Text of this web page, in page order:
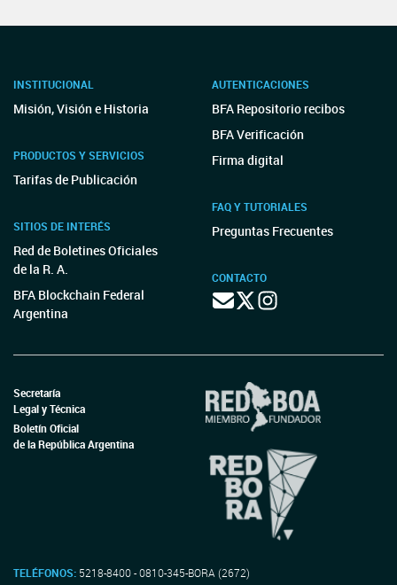
INSTITUCIONAL
Misión, Visión e Historia
PRODUCTOS Y SERVICIOS
Tarifas de Publicación
SITIOS DE INTERÉS
Red de Boletines Oficiales
de la R. A.
BFA Blockchain Federal
Argentina
AUTENTICACIONES
BFA Repositorio recibos
BFA Verificación
Firma digital
FAQ Y TUTORIALES
Preguntas Frecuentes
CONTACTO
Secretaría
Legal y Técnica
Boletín Oficial
de la República Argentina
TELÉFONOS: 5218-8400 - 0810-345-BORA (2672)